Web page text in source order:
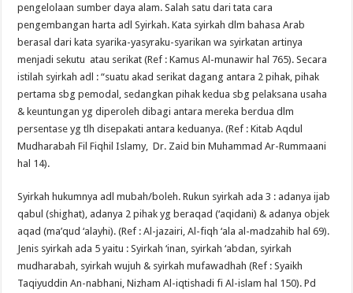
pengelolaan sumber daya alam. Salah satu dari tata cara
pengembangan harta adl Syirkah. Kata syirkah dlm bahasa Arab
berasal dari kata syarika-yasyraku-syarikan wa syirkatan artinya
menjadi sekutu atau serikat (Ref : Kamus Al-munawir hal 765). Secara
istilah syirkah adl : “suatu akad serikat dagang antara 2 pihak, pihak
pertama sbg pemodal, sedangkan pihak kedua sbg pelaksana usaha
& keuntungan yg diperoleh dibagi antara mereka berdua dlm
persentase yg tlh disepakati antara keduanya. (Ref : Kitab Aqdul
Mudharabah Fil Fiqhil Islamy, Dr. Zaid bin Muhammad Ar-Rummaani
hal 14).
Syirkah hukumnya adl mubah/boleh. Rukun syirkah ada 3 : adanya ijab
qabul (shighat), adanya 2 pihak yg beraqad (‘aqidani) & adanya objek
aqad (ma’qud ‘alayhi). (Ref : Al-jazairi, Al-fiqh ‘ala al-madzahib hal 69).
Jenis syirkah ada 5 yaitu : Syirkah ‘inan, syirkah ‘abdan, syirkah
mudharabah, syirkah wujuh & syirkah mufawadhah (Ref : Syaikh
Taqiyuddin An-nabhani, Nizham Al-iqtishadi fi Al-islam hal 150). Pd